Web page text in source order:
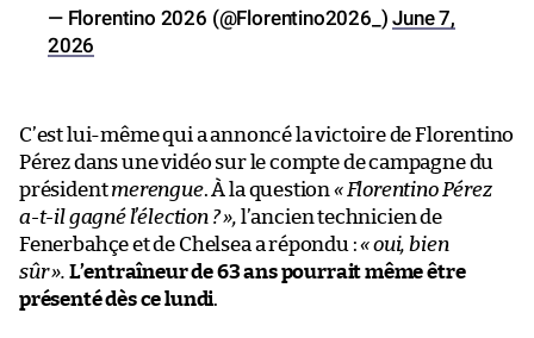
— Florentino 2026 (@Florentino2026_)June 7,
2026
C’est lui-même qui a annoncé la victoire de Florentino
Pérez dans une vidéo sur le compte de campagne du
présidentmerengue. À la question « Florentino Pérez
a-t-il gagné l’élection ? », l’ancien technicien de
Fenerbahçe et de Chelsea a répondu :« oui, bien
sûr ». L’entraîneur de 63 ans pourrait même être
présenté dès ce lundi.